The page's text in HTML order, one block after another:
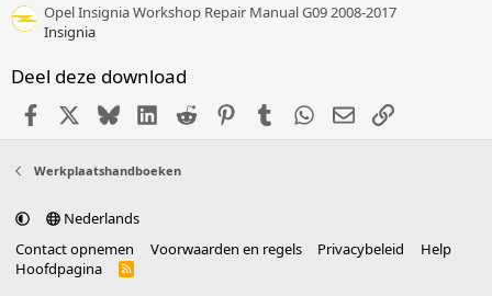
Opel Insignia Workshop Repair Manual G09 2008-2017
Insignia
Deel deze download
FacebookX (Twitter)
BlueskyLinkedIn
Reddit PinterestTumblr WhatsApp
E-mailLink
Werkplaatshandboeken
Nederlands
Contact opnemen
Voorwaarden en regels Privacybeleid
Help
Hoofdpagina
R